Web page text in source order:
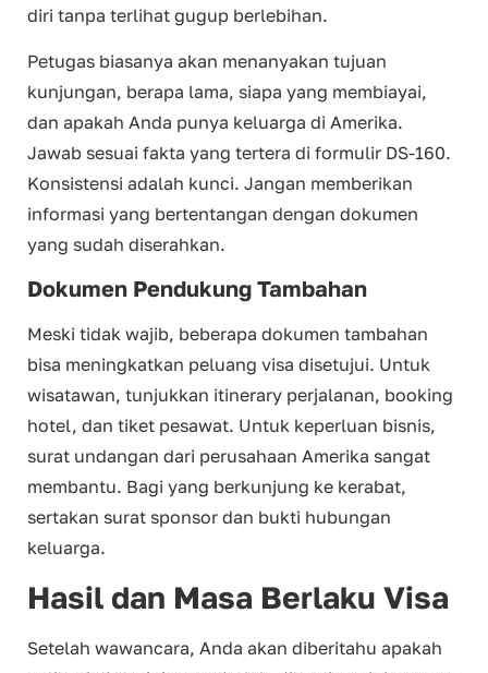
diri tanpa terlihat gugup berlebihan.
Petugas biasanya akan menanyakan tujuan
kunjungan, berapa lama, siapa yang membiayai,
dan apakah Anda punya keluarga di Amerika.
Jawab sesuai fakta yang tertera di formulir DS-160.
Konsistensi adalah kunci. Jangan memberikan
informasi yang bertentangan dengan dokumen
yang sudah diserahkan.
Dokumen Pendukung Tambahan
Meski tidak wajib, beberapa dokumen tambahan
bisa meningkatkan peluang visa disetujui. Untuk
wisatawan, tunjukkan itinerary perjalanan, booking
hotel, dan tiket pesawat. Untuk keperluan bisnis,
surat undangan dari perusahaan Amerika sangat
membantu. Bagi yang berkunjung ke kerabat,
sertakan surat sponsor dan bukti hubungan
keluarga.
Hasil dan Masa Berlaku Visa
Setelah wawancara, Anda akan diberitahu apakah